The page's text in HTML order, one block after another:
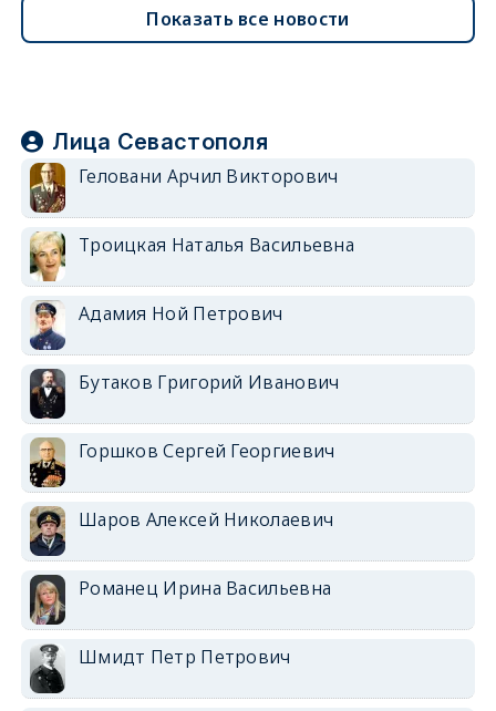
Показать все новости
Лица Севастополя
Геловани Арчил Викторович
Троицкая Наталья Васильевна
Адамия Ной Петрович
Бутаков Григорий Иванович
Горшков Сергей Георгиевич
Шаров Алексей Николаевич
Романец Ирина Васильевна
Шмидт Петр Петрович